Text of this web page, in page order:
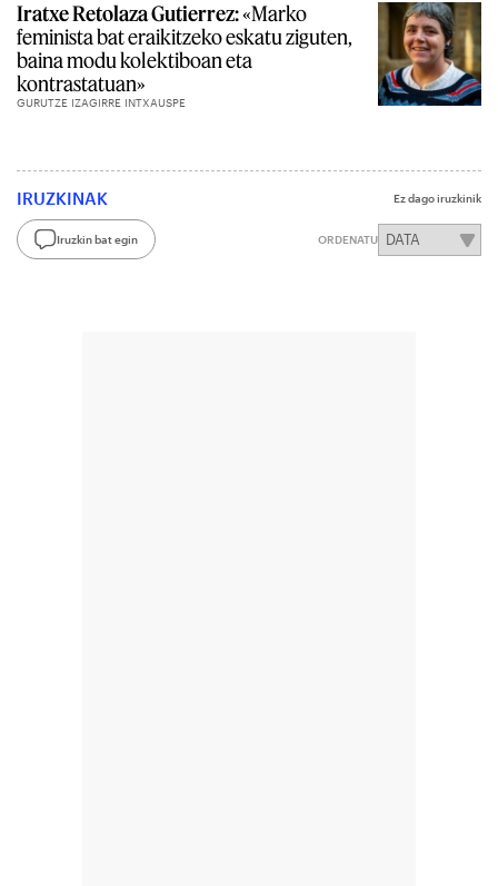
Iratxe Retolaza Gutierrez:«Marko
feminista bat eraikitzeko eskatu ziguten,
baina modu kolektiboan eta
kontrastatuan»
GURUTZE IZAGIRRE INTXAUSPE
IRUZKINAK Ez dago iruzkinik
Iruzkin bat egin ORDENATU